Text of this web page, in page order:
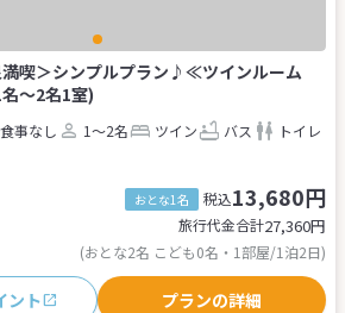
満喫＞シンプルプラン♪≪ツインルーム
～2名1室)
食事なし 1～2名 ツイン バス
トイレ
おとな1名 税込13,680円
旅行代金合計27,360円
(おとな2名 こども0名・1部屋/1泊2日)
ント プランの詳細